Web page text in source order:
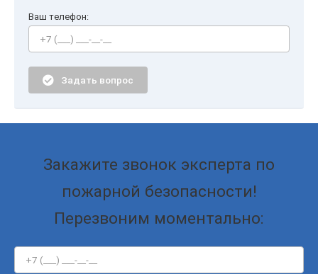
Ваш телефон:
Задать вопрос
Закажите звонок эксперта по
пожарной безопасности!
Перезвоним моментально: